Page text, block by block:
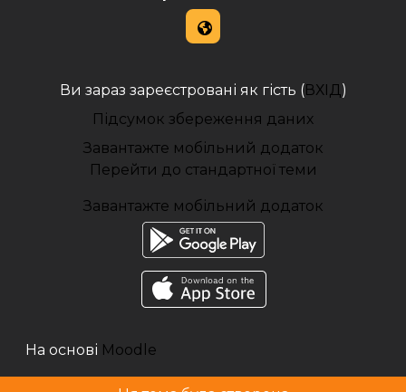
Ви зараз зареєстровані як гість (ВХІД )
Підсумок збереження даних
Завантажте мобільний додаток
Перейти до стандартної теми
Завантажте мобільний додаток
На основі Moodle